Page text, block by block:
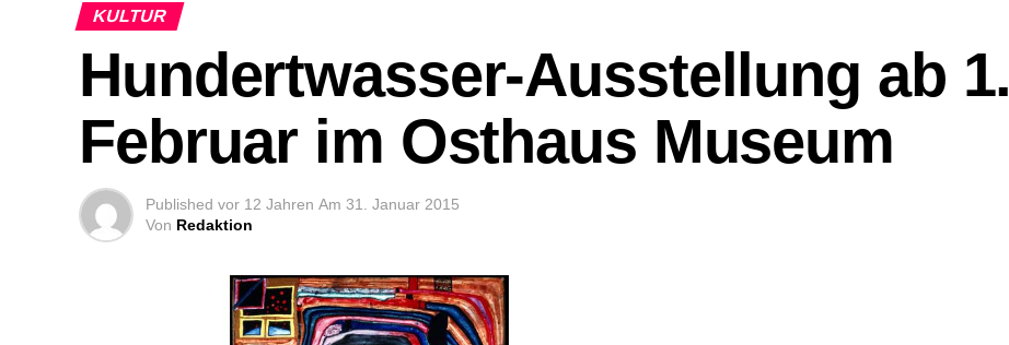
KULTUR
Hundertwasser-Ausstellung ab 1.
Februar im Osthaus Museum
Published vor 12 Jahren Am 31. Januar 2015
Von Redaktion